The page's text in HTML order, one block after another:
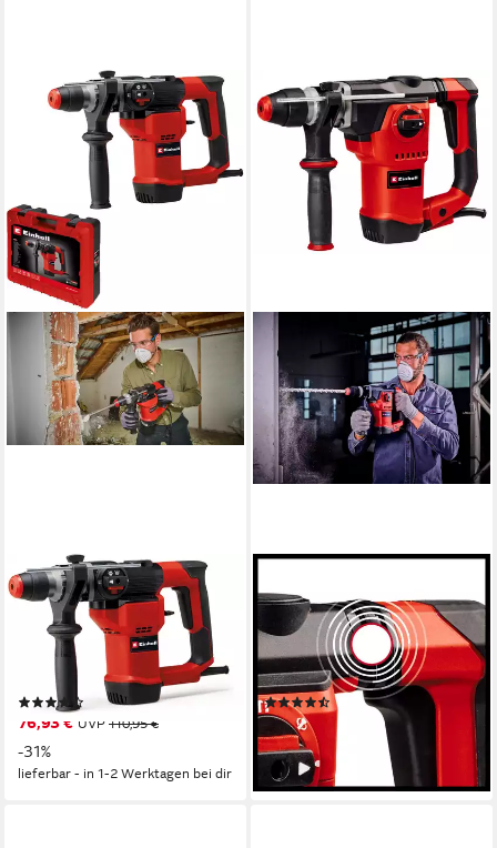
EINHELL
Bohrhammer TC-RH 28 3F,
220-240 V, max. 990 U/min,
Bohren, Hammerbohren,
Meißeln mit Fixierung, inkl.
Koffer
76,93 € UVP 110,95 €
-31%
lieferbar - in 1-2 Werktagen bei dir
Bohrhammer TE-RH 32-1600
4F, inkl. Koffer für universelle
Aufbewahrung von Werkzeug
und Zubehör
(13)
105,56 € UVP 151,95 €
-31%
lieferbar - in 1-2 Werktagen bei dir